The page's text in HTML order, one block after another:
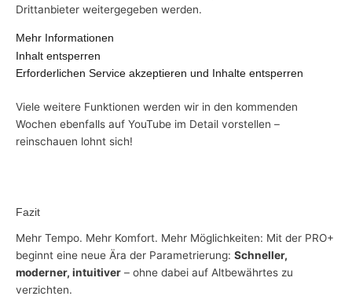
Drittanbieter weitergegeben werden.
Mehr Informationen
Inhalt entsperren
Erforderlichen Service akzeptieren und Inhalte entsperren
Viele weitere Funktionen werden wir in den kommenden
Wochen ebenfalls auf YouTube im Detail vorstellen –
reinschauen lohnt sich!
Fazit
Mehr Tempo. Mehr Komfort. Mehr Möglichkeiten: Mit der PRO+
beginnt eine neue Ära der Parametrierung: Schneller,
moderner, intuitiver – ohne dabei auf Altbewährtes zu
verzichten.